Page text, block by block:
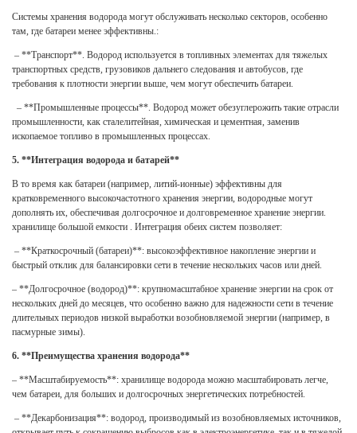
Системы хранения водорода могут обслуживать несколько секторов, особенно
там, где батареи менее эффективны.:
– **Транспорт**. Водород используется в топливных элементах для тяжелых
транспортных средств, грузовиков дальнего следования и автобусов, где
требования к плотности энергии выше, чем могут обеспечить батареи.
– **Промышленные процессы**. Водород может обезуглерожить такие отрасли
промышленности, как сталелитейная, химическая и цементная, заменив
ископаемое топливо в промышленных процессах.
5. **Интеграция водорода и батарей**
В то время как батареи (например, литий-ионные) эффективны для
кратковременного высокочастотного хранения энергии, водородные могут
дополнять их, обеспечивая долгосрочное и долговременное хранение энергии.
хранилище большой емкости . Интеграция обеих систем позволяет:
– **Краткосрочный (батареи)**: высокоэффективное накопление энергии и
быстрый отклик для балансировки сети в течение нескольких часов или дней.
– **Долгосрочное (водород)**: крупномасштабное хранение энергии на срок от
нескольких дней до месяцев, что особенно важно для надежности сети в течение
длительных периодов низкой выработки возобновляемой энергии (например, в
пасмурные зимы).
6. **Преимущества хранения водорода**
– **Масштабируемость**: хранилище водорода можно масштабировать легче,
чем батареи, для больших и долгосрочных энергетических потребностей.
– **Декарбонизация**: водород, производимый из возобновляемых источников,